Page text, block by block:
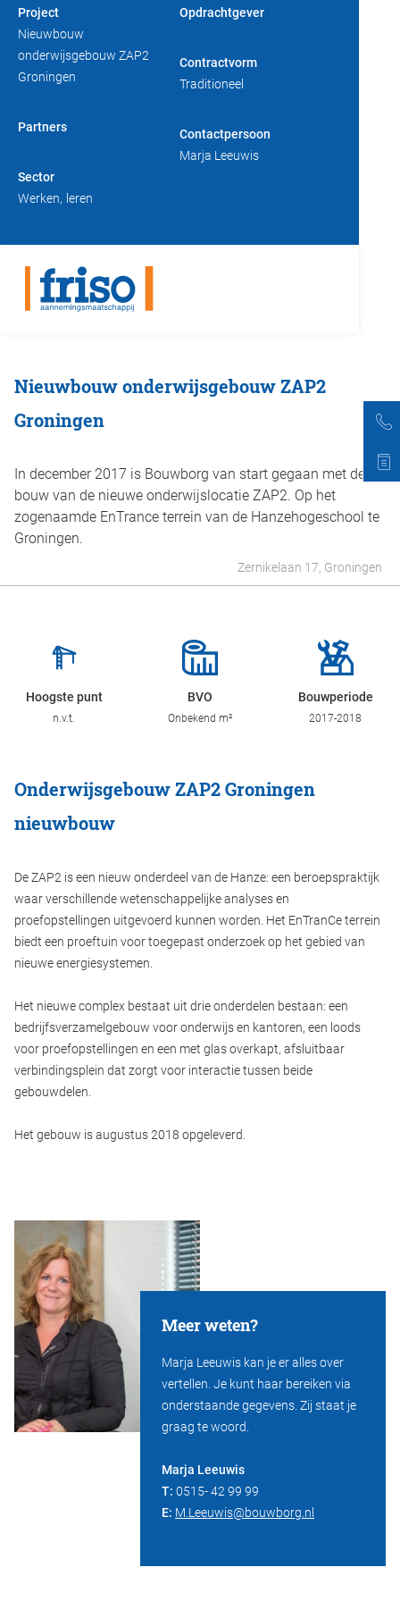
Duurzaam bouwen
Toelevering
Friso magazine
Project
Nieuwbouw
onderwijsgebouw ZAP2
Groningen
Partners
Sector
Werken
leren
Opdrachtgever
Contractvorm
Traditioneel
Contactpersoon
Marja Leeuwis
Nieuwbouw onderwijsgebouw ZAP2
Groningen
In december 2017 is Bouwborg van start gegaan met de
bouw van de nieuwe onderwijslocatie ZAP2. Op het
zogenaamde EnTrance terrein van de Hanzehogeschool te
Groningen.
Zernikelaan 17, Groningen
Hoogste punt
n.v.t.
BVO
Onbekend m²
Bouwperiode
2017-2018
Onderwijsgebouw ZAP2 Groningen
nieuwbouw
De ZAP2 is een nieuw onderdeel van de Hanze: een beroepspraktijk
waar verschillende wetenschappelijke analyses en
proefopstellingen uitgevoerd kunnen worden. Het EnTranCe terrein
biedt een proeftuin voor toegepast onderzoek op het gebied van
nieuwe energiesystemen.
Het nieuwe complex bestaat uit drie onderdelen bestaan: een
bedrijfsverzamelgebouw voor onderwijs en kantoren, een loods
voor proefopstellingen en een met glas overkapt, afsluitbaar
verbindingsplein dat zorgt voor interactie tussen beide
gebouwdelen.
Het gebouw is augustus 2018 opgeleverd.
Meer weten?
Marja Leeuwis kan je er alles over
vertellen. Je kunt haar bereiken via
onderstaande gegevens. Zij staat je
graag te woord.
Marja Leeuwis
T: 0515- 42 99 99
E: M.Leeuwis@bouwborg.nl